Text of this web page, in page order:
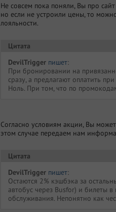
Не совсем пока поняли, Вы про
но если не устроили цены, то
лояльности.
Цитата
DevilTrigger пишет:
При бронировании на
сразу, а предлагают оплатить
Ноль. При том, что по
Согласно условиям акции, Вы
этом случае передаем нам
Цитата
DevilTrigger пишет:
Остаются 2% кэшбэка за
автобус через Busfor) и билеты
обслуживания. Непонятно как